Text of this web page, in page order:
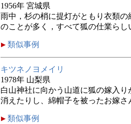
1956年 宮城県
雨中，杉の梢に提灯がともり衣類
のことが多く，すべて狐の仕業らし
類似事例
キツネノヨメイリ
1978年 山梨県
白山神社に向かう山道に狐の嫁入
消えたりし、綿帽子を被ったお嫁さ
類似事例